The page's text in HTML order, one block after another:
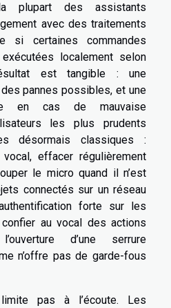
plupart des assistants
avec des traitements
si certaines commandes
localement selon
est tangible : une
pannes possibles, et une
en cas de mauvaise
les plus prudents
désormais classiques :
effacer régulièrement
le micro quand il n’est
connectés sur un réseau
forte sur les
au vocal des actions
d’une serrure
n’offre pas de garde-fous
pas à l’écoute. Les